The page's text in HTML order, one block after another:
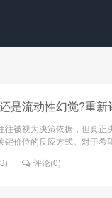
是流动性幻觉?重
被视为决策依据，但真
价位的反应方式。对于希
评论(0)